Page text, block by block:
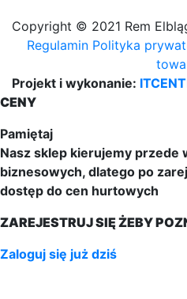
Copyright © 2021 Rem
Regulamin Polityka
Projekt i wykonanie:
CENY
Pamiętaj
Nasz sklep kierujemy przede
biznesowych, dlatego po
dostęp do cen hurtowych
ZAREJESTRUJ SIĘ ŻEBY
Zaloguj się już dziś